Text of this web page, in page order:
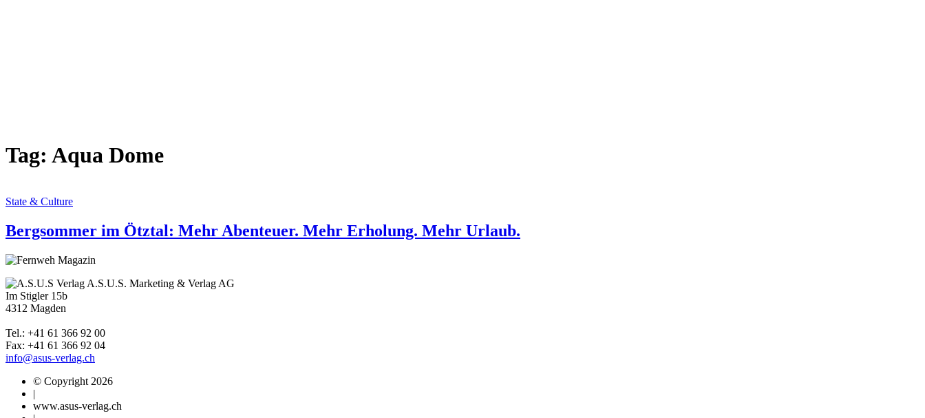
Tag: Aqua Dome
State & Culture
Bergsommer im Ötztal: Mehr Abenteuer. Mehr Erholung. Mehr Urlaub.
A.S.U.S. Marketing & Verlag AG
Im Stigler 15b
4312 Magden
Tel.: +41 61 366 92 00
Fax: +41 61 366 92 04
info@asus-verlag.ch
© Copyright 2026
|
www.asus-verlag.ch